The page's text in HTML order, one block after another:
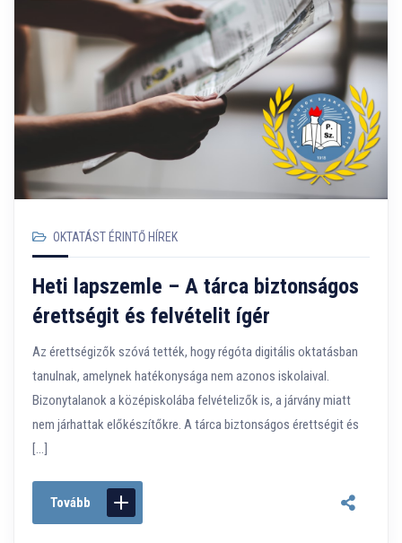
OKTATÁST ÉRINTŐ HÍREK
Heti lapszemle – A tárca biztonságos
érettségit és felvételit ígér
Az érettségizők szóvá tették, hogy régóta digitális oktatásban
tanulnak, amelynek hatékonysága nem azonos iskolaival.
Bizonytalanok a középiskolába felvételizők is, a járvány miatt
nem járhattak előkészítőkre. A tárca biztonságos érettségit és
[…]
Tovább